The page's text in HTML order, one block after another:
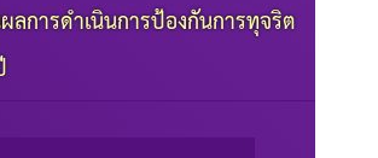
ลการดำเนินการป้องกันการทุจริต